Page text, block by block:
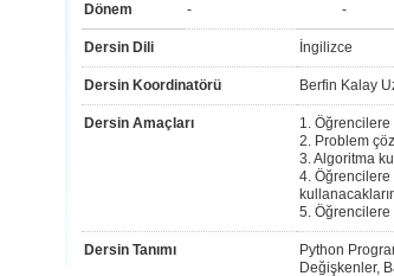
Dönem - -
Dersin Dili İngilizce
Dersin Koordinatörü Berfin Kalay
Dersin Amaçları
1. Öğrencilere
2. Problem
3. Algoritma
4. Öğrencilere
5. Öğrencilere
Dersin Tanımı
Python
Değişkenler,